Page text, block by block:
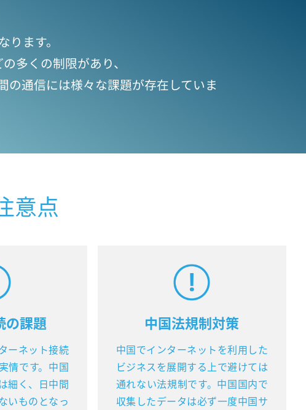
ます。
多くの制限があり、
の通信には様々な課題が存在していま
意点
の課題
ーネット接続
情です。中国
細く、日中間
いものとなっ
中国法規制対策
中国でインターネットを利用した
ビジネスを展開する上で避けては
通れない法規制です。中国国内で
収集したデータは必ず一度中国サ